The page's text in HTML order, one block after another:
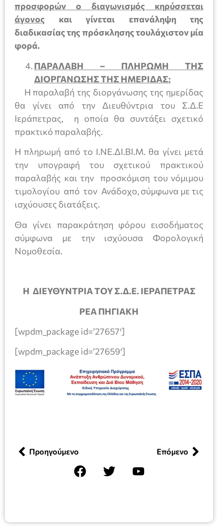
προσφορών ο διαγωνισμός κηρύσσεται
άγονος και γίνεται επανάληψη της
διαδικασίας της πρόσκλησης τουλάχιστον μία
φορά.
ΠΑΡΑΛΑΒΗ – ΠΛΗΡΩΜΗ ΤΗΣ
ΔΙΟΡΓΑΝΩΣΗΣ ΤΗΣ ΗΜΕΡΙΔΑΣ:
Η παραλαβή της διοργάνωσης της ημερίδας
θα γίνει από την Διευθύντρια του Σ.Δ.Ε
Ιεράπετρας, η οποία θα συντάξει σχετικό
πρακτικό παραλαβής.
Η πληρωμή από το Ι.ΝΕ.ΔΙ.ΒΙ.Μ. θα γίνει μετά
την υπογραφή του σχετικού πρακτικού
παραλαβής και την προσκόμιση του νόμιμου
τιμολογίου από τον Ανάδοχο, σύμφωνα με τις
ισχύουσες διατάξεις.
Θα γίνει παρακράτηση φόρου εισοδήματος
σύμφωνα με την ισχύουσα Φορολογική
Νομοθεσία.
Η ΔΙΕΥΘΥΝΤΡΙΑ ΤΟΥ Σ.Δ.Ε. ΙΕΡΑΠΕΤΡΑΣ
ΡΕΑ ΠΗΓΙΑΚΗ
[wpdm_package id=’27657′]
[wpdm_package id=’27659′]
Προηγούμενο Επόμενο